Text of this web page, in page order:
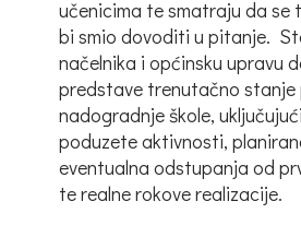
učenicima te smatraju da se
bi smio dovoditi u pitanje.
načelnika i općinsku upravu
predstave trenutačno
nadogradnje škole,
poduzete aktivnosti,
eventualna odstupanja od
te realne rokove realizacije.